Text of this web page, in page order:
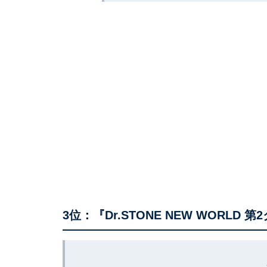
3位：『Dr.STONE NEW WORLD 第2